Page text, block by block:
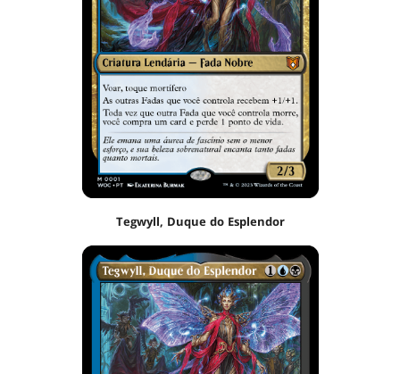
Tegwyll, Duque do Esplendor